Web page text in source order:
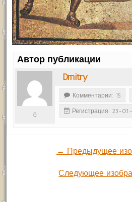
Автор публикации
Dmitry
0
Комментарии: 15
Регистрация: 23-
← Предыдущее
Следующее